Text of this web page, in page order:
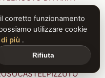
DON BOSCO
NIGRA
RANGONE
VAL DI CECINA
CASTELPIZZUTO
corretto funzionamento
utilizzare cookie
più .
Rifiuta